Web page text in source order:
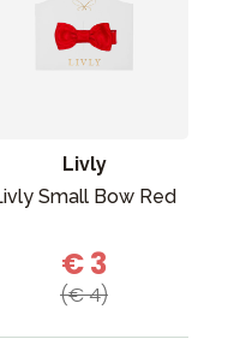
Livly
Small Bow Red
€ 3
(€ 4)